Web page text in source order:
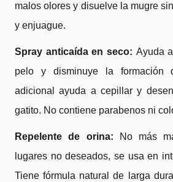
malos olores y disuelve la mugre
y enjuague.
Spray anticaída en seco: Ayuda
pelo y disminuye la formación
adicional ayuda a cepillar y
gatito. No contiene parabenos ni
Repelente de orina: No más
lugares no deseados, se usa en
Tiene fórmula natural de larga